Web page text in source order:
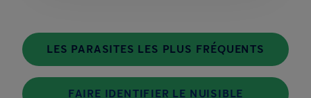
LES PARASITES LES PLUS FRÉQUENTS
FAIRE IDENTIFIER LE NUISIBLE